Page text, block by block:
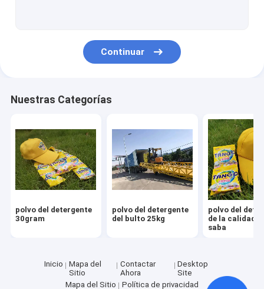
Continuar
Nuestras Categorías
polvo del detergente
30gram
polvo del detergente
del bulto 25kg
polvo del
de la calidad
saba
Inicio
Mapa del
Sitio
Contactar
Ahora
Desktop
Site
Mapa del Sitio
Política de privacidad